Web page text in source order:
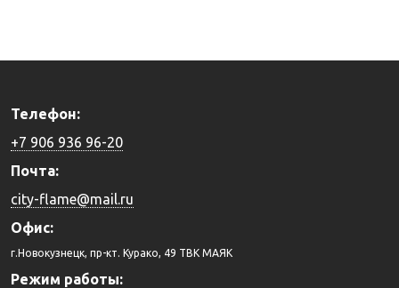
Телефон:
+7 906 936 96-20
Почта:
city-flame@mail.ru
Офис:
г.Новокузнецк, пр-кт. Курако, 49 ТВК МАЯК
Режим работы: